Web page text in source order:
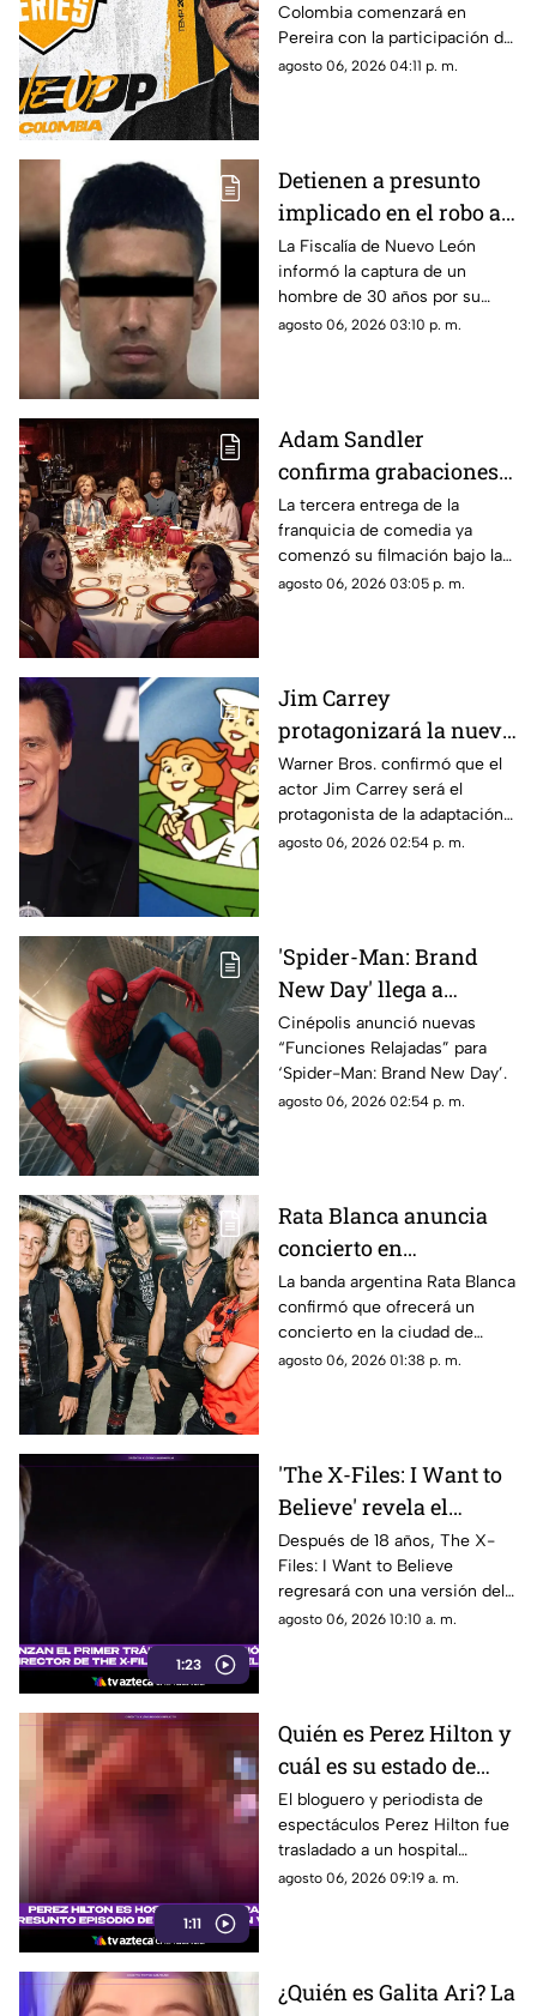
fecha de inicio
Colombia comenzará en
Pereira con la participación del
mexicano Aczino y el regreso
agosto 06, 2026 04:11 p. m.
Detienen a presunto
implicado en el robo a
la casa de Karely Ruiz;
huellas dactilares
fueron clave
La Fiscalía de Nuevo León
informó la captura de un
hombre de 30 años por su
presunta participación en el
agosto 06, 2026 03:10 p. m.
Adam Sandler
confirma grabaciones
de 'Son Como Niños 3';
vuelve elenco original
La tercera entrega de la
franquicia de comedia ya
comenzó su filmación bajo la
producción de Netflix.
agosto 06, 2026 03:05 p. m.
Jim Carrey
protagonizará la nueva
película live-action de
'Los Supersónicos'
Warner Bros. confirmó que el
actor Jim Carrey será el
protagonista de la adaptación
en acción real de “Los
agosto 06, 2026 02:54 p. m.
'Spider-Man: Brand
New Day' llega a
Chihuahua con
funciones adaptadas
para personas
neurodivergentes
Cinépolis anunció nuevas
“Funciones Relajadas” para
‘Spider-Man: Brand New Day’.
agosto 06, 2026 02:54 p. m.
Rata Blanca anuncia
concierto en
Chihuahua capital:
confirman fecha
La banda argentina Rata Blanca
confirmó que ofrecerá un
concierto en la ciudad de
Chihuahua como parte de su
agosto 06, 2026 01:38 p. m.
1:23
'The X-Files: I Want to
Believe' revela el
primer tráiler de su
versión del director
con un enfoque más
oscuro
Después de 18 años, The X-
Files: I Want to Believe
regresará con una versión del
director que promete mostrar
agosto 06, 2026 10:10 a. m.
1:11
Quién es Perez Hilton y
cuál es su estado de
salud actual tras ser
hospitalizado
El bloguero y periodista de
espectáculos Perez Hilton fue
trasladado a un hospital
después de que una
agosto 06, 2026 09:19 a. m.
¿Quién es Galita Ari? La